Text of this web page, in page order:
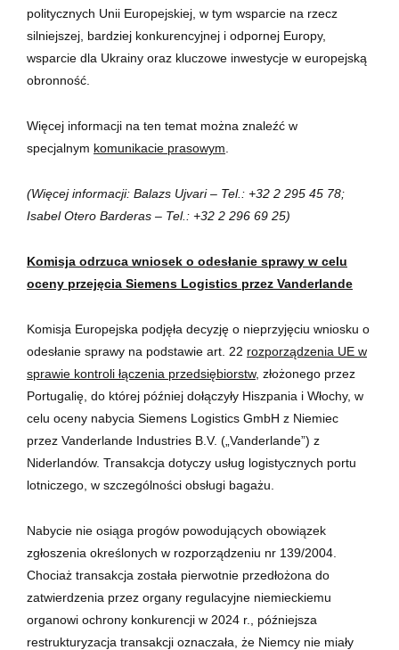
politycznych Unii Europejskiej, w tym wsparcie na rzecz
silniejszej, bardziej konkurencyjnej i odpornej Europy,
wsparcie dla Ukrainy oraz kluczowe inwestycje w europejską
obronność.
Więcej informacji na ten temat można znaleźć w
specjalnym komunikacie prasowym
(Więcej informacji: Balazs Ujvari – Tel.: +32 2 295 45 78;
Isabel Otero Barderas – Tel.: +32 2 296 69 25)
Komisja odrzuca wniosek o odesłanie sprawy w celu
oceny przejęcia Siemens Logistics przez Vanderlande
Komisja Europejska podjęła decyzję o nieprzyjęciu wniosku o
odesłanie sprawy na podstawie art. 22 rozporządzenia UE w
sprawie kontroli łączenia przedsiębiorstw, złożonego przez
Portugalię, do której później dołączyły Hiszpania i Włochy, w
celu oceny nabycia Siemens Logistics GmbH z Niemiec
przez Vanderlande Industries B.V. („Vanderlande”) z
Niderlandów. Transakcja dotyczy usług logistycznych portu
lotniczego, w szczególności obsługi bagażu.
Nabycie nie osiąga progów powodujących obowiązek
zgłoszenia określonych w rozporządzeniu nr 139/2004.
Chociaż transakcja została pierwotnie przedłożona do
zatwierdzenia przez organy regulacyjne niemieckiemu
organowi ochrony konkurencji w 2024 r., późniejsza
restrukturyzacja transakcji oznaczała, że Niemcy nie miały